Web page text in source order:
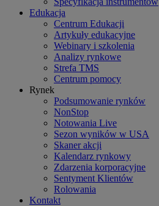
Edukacja
Centrum Edukacji
Artykuły edukacyjne
Webinary i szkolenia
Analizy rynkowe
Strefa TMS
Centrum pomocy
Rynek
Podsumowanie rynków
NonStop
Notowania Live
Sezon wyników w USA
Skaner akcji
Kalendarz rynkowy
Zdarzenia korporacyjne
Sentyment Klientów
Rolowania
Kontakt